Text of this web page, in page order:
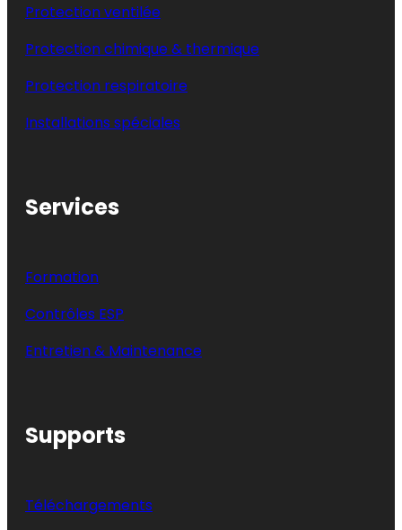
Protection ventilée
Protection chimique & thermique
Protection respiratoire
Installations spéciales
Services
Formation
Contrôles ESP
Entretien & Maintenance
Supports
Téléchargements